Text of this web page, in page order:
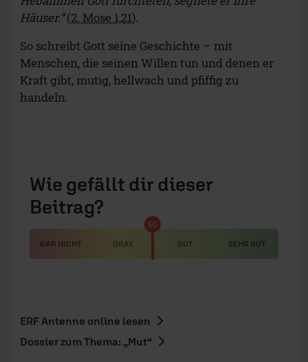
Häuser.“(2. Mose 1,21).
So schreibt Gott seine Geschichte – mit
Menschen, die seinen Willen tun und denen er
Kraft gibt, mutig, hellwach und pfiffig zu
handeln.
Wie gefällt dir dieser
Beitrag?
GAR NICHT OKAY GUT SEHR GUT
50
ERF Antenne online lesen
Dossier zum Thema: „Mut“